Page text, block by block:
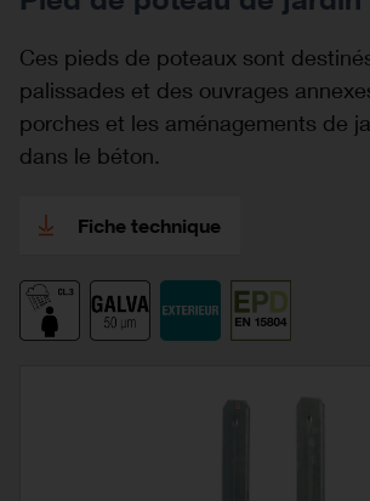
Ces pieds de poteaux sont
palissades et des ouvrages
porches et les aménagements de
dans le béton.
Fiche technique